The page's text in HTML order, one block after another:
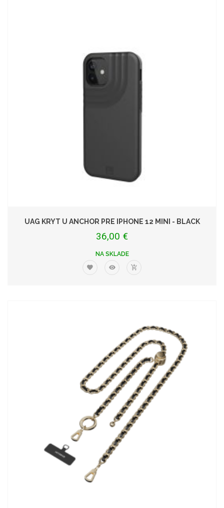
UAG KRYT U ANCHOR PRE IPHONE 12 MINI - BLACK
36,00 €
NA SKLADE